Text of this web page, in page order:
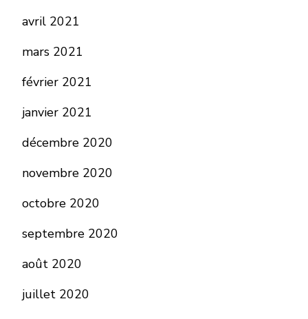
avril 2021
mars 2021
février 2021
janvier 2021
décembre 2020
novembre 2020
octobre 2020
septembre 2020
août 2020
juillet 2020